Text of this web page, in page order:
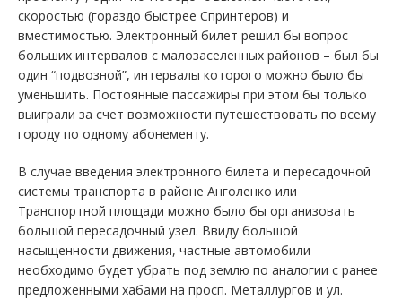
скоростью (гораздо быстрее Спринтеров) и
вместимостью. Электронный билет решил бы вопрос
больших интервалов с малозаселенных районов – был бы
один “подвозной”, интервалы которого можно было бы
уменьшить. Постоянные пассажиры при этом бы только
выиграли за счет возможности путешествовать по всему
городу по одному абонементу.
В случае введения электронного билета и пересадочной
системы транспорта в районе Анголенко или
Транспортной площади можно было бы организовать
большой пересадочный узел. Ввиду большой
насыщенности движения, частные автомобили
необходимо будет убрать под землю по аналогии с ранее
предложенными хабами на просп. Металлургов и ул.